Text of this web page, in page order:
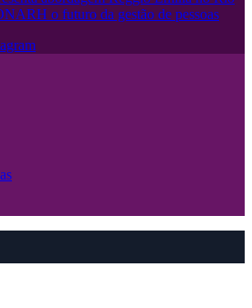
o futuro da gestão de pessoas